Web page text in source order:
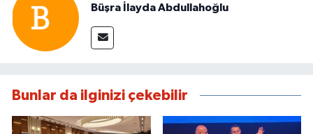
Büşra İlayda Abdullahoğlu
Bunlar da ilginizi çekebilir